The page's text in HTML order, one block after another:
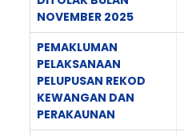
NOVEMBER 2025
PEMAKLUMAN
PELAKSANAAN
PELUPUSAN REKOD
KEWANGAN DAN
PERAKAUNAN